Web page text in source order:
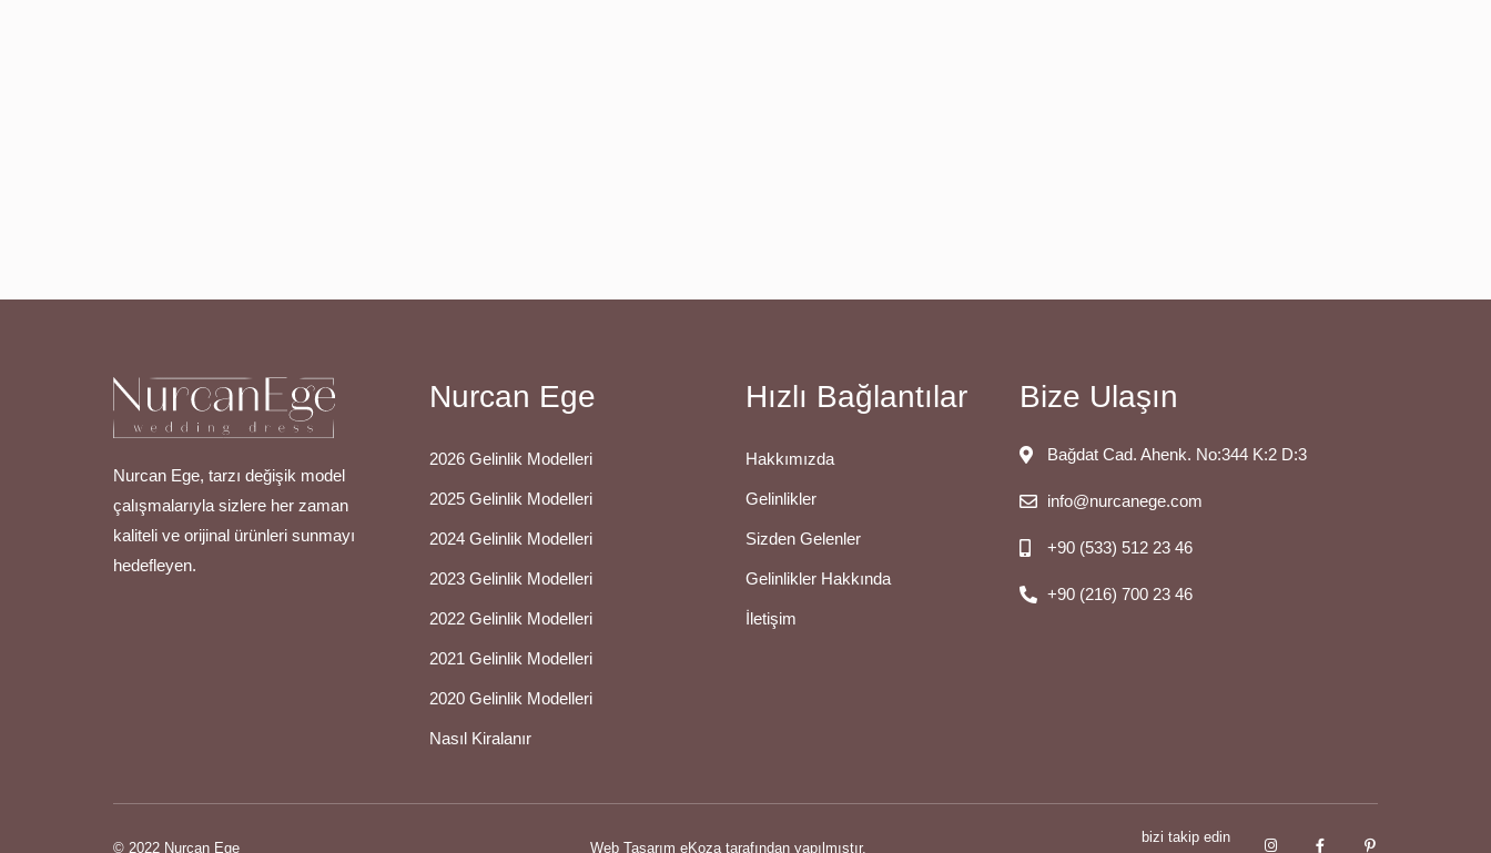
Nurcan Ege, tarzı değişik model
çalışmalarıyla sizlere her zaman
kaliteli ve orijinal ürünleri sunmayı
hedefleyen.
Nurcan Ege
2026 Gelinlik Modelleri
2025 Gelinlik Modelleri
2024 Gelinlik Modelleri
2023 Gelinlik Modelleri
2022 Gelinlik Modelleri
2021 Gelinlik Modelleri
2020 Gelinlik Modelleri
Nasıl Kiralanır
Hızlı Bağlantılar
Hakkımızda
Gelinlikler
Sizden Gelenler
Gelinlikler Hakkında
İletişim
Bize Ulaşın
Bağdat Cad. Ahenk. No:344 K:2 D:3
info@nurcanege.com
+90 (533) 512 23 46
+90 (216) 700 23 46
© 2022 Nurcan Ege Web Tasarım eKoza tarafından yapılmıştır.
bizi takip edin